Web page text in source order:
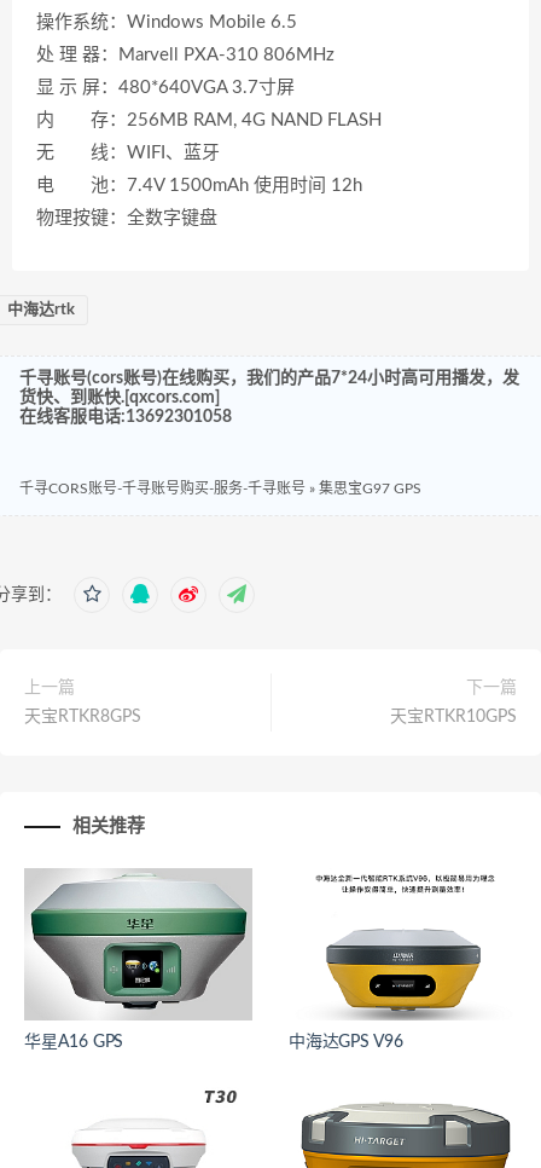
操作系统：Windows Mobile 6.5
处 理 器：Marvell PXA-310 806MHz
显 示 屏：480*640VGA 3.7寸屏
内 存：256MB RAM, 4G NAND FLASH
无 线：WIFI、蓝牙
电 池：7.4V 1500mAh 使用时间 12h
物理按键：全数字键盘
中海达rtk
千寻账号(cors账号)在线购买，我们的产品7*24小时高可用播发，发
货快、到账快.[qxcors.com]
在线客服电话:13692301058
千寻CORS账号-千寻账号购买-服务-千寻账号 » 集思宝G97 GPS
享到：
上一篇
天宝RTKR8GPS
下一篇
天宝RTKR10GPS
相关推荐
华星A16 GPS 中海达GPS V96